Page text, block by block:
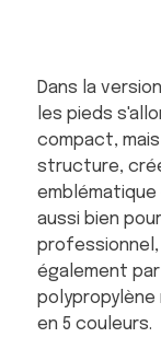
Dans la
les pieds
compact,
structure,
emblématique
aussi bien
également
en 5 couleurs.